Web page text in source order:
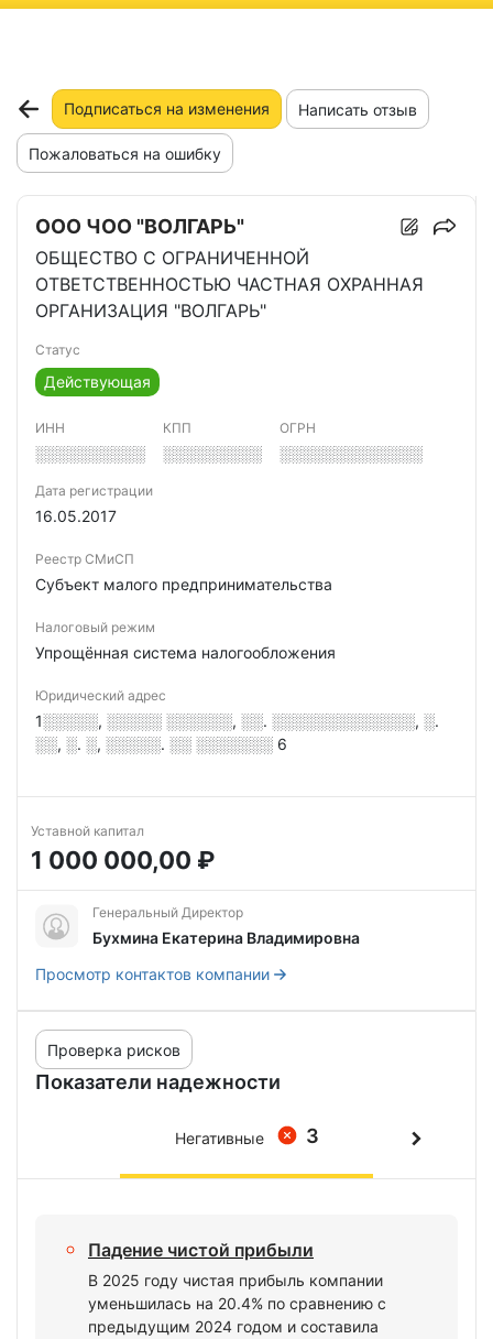
Подписаться на изменения Написать отзыв
Пожаловаться на ошибку
ООО ЧОО "ВОЛГАРЬ"
ОБЩЕСТВО С ОГРАНИЧЕННОЙ
ОТВЕТСТВЕННОСТЬЮ ЧАСТНАЯ ОХРАННАЯ
ОРГАНИЗАЦИЯ "ВОЛГАРЬ"
Статус
Действующая
ИНН
░░░░░░░░░░
КПП
░░░░░░░░░
ОГРН
░░░░░░░░░░░░░
Дата регистрации
16.05.2017
Реестр СМиСП
Субъект малого предпринимательства
Налоговый режим
Упрощённая система налогообложения
Юридический адрес
1░░░░░, ░░░░░ ░░░░░░, ░░. ░░░░░░░░░░░░░, ░.
░░, ░. ░, ░░░░░. ░░ ░░░░░░░ 6
Уставной капитал
1 000 000,00 ₽
Генеральный Директор
Бухмина Екатерина Владимировна
Просмотр контактов компании
Показатели надежности
Проверка рисков
3
Негативные
Падение чистой прибыли
В 2025 году чистая прибыль компании
уменьшилась на 20.4% по сравнению с
предыдущим 2024 годом и составила